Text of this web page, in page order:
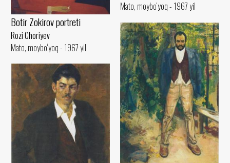
Mato, moybo‘yoq - 1967 yil
Botir Zokirov portreti
Rozi Choriyev
Mato, moybo‘yoq - 1967 yil